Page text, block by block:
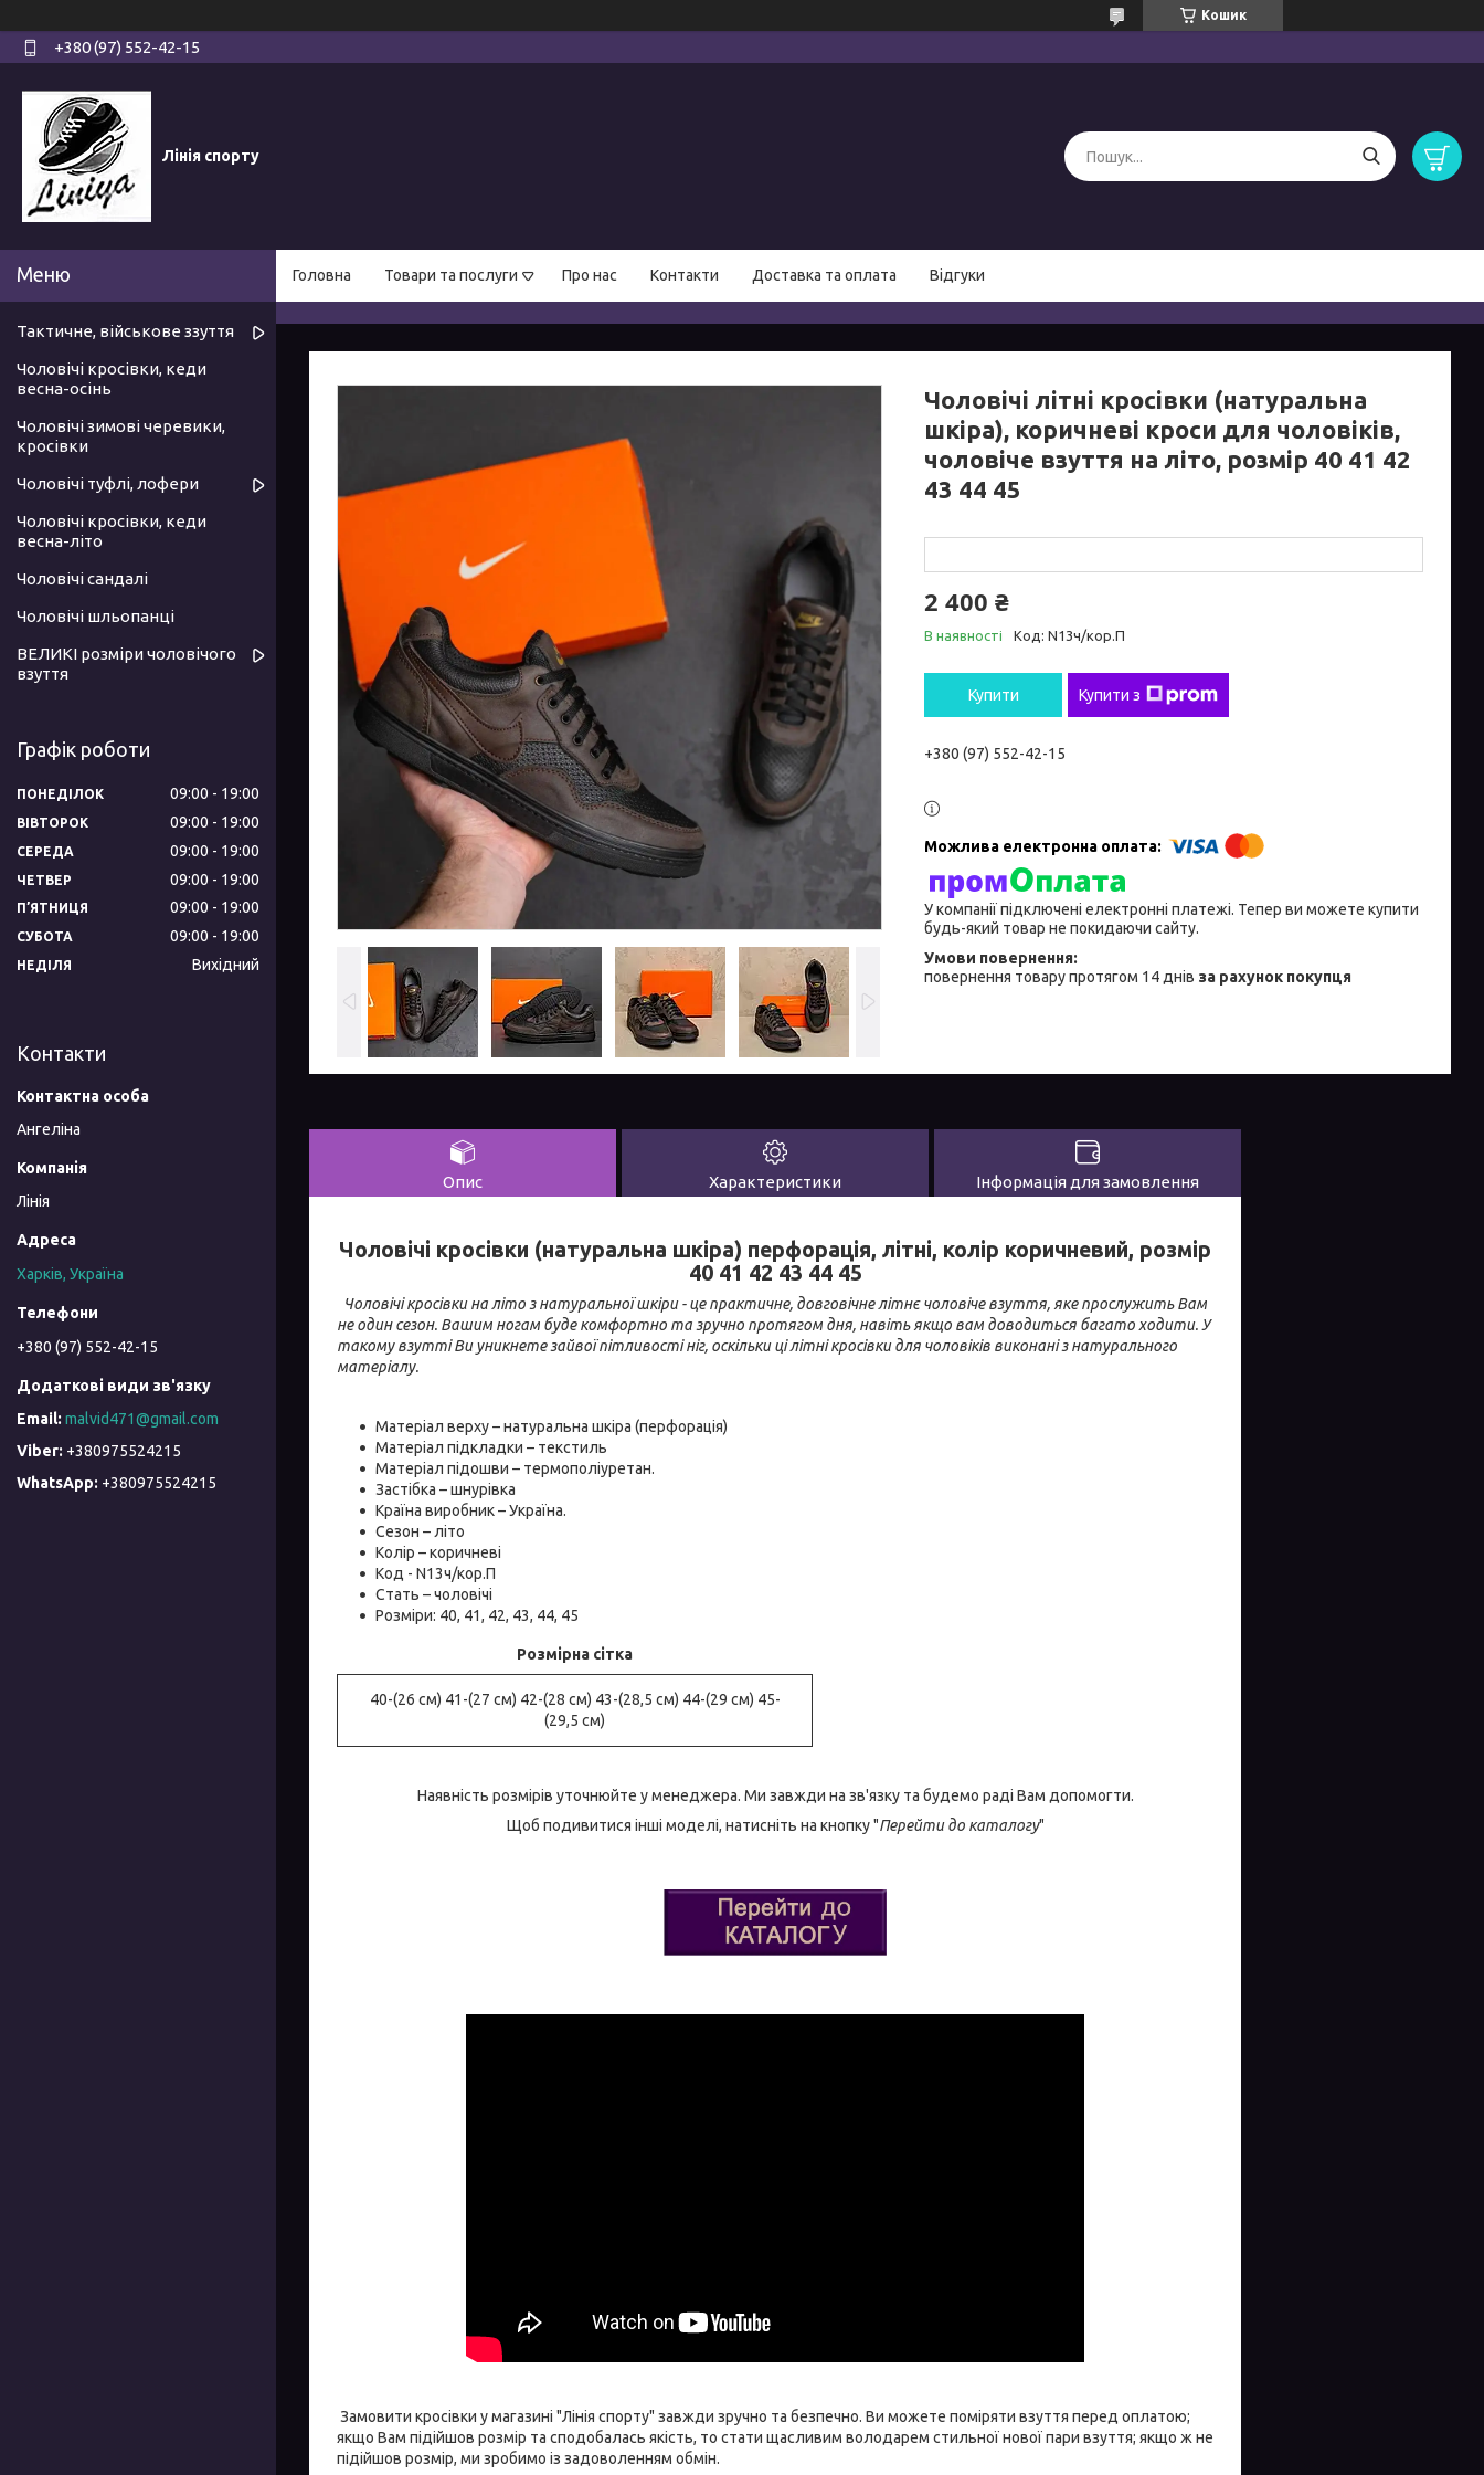
Кошик
+380 (97) 552-42-15
Лінія спорту
Головна Товари та послуги Про нас Контакти Доставка та оплата Відгуки
Чоловічі літні кросівки (натуральна
шкіра), коричневі кроси для чоловіків,
чоловіче взуття на літо, розмір 40 41 42
43 44 45
2 400 ₴
В наявності Код: N13ч/кор.П
Купити Купити з
+380 (97) 552-42-15
У компанії підключені електронні платежі. Тепер ви можете купити
будь-який товар не покидаючи сайту.
повернення товару протягом 14 днів за рахунок покупця
Опис Характеристики Інформація для замовлення
Чоловічі кросівки (натуральна шкіра) перфорація, літні, колір коричневий, розмір
40 41 42 43 44 45
Чоловічі кросівки на літо з натуральної шкіри - це практичне, довговічне літнє чоловіче взуття, яке прослужить Вам
не один сезон. Вашим ногам буде комфортно та зручно протягом дня, навіть якщо вам доводиться багато ходити. У
такому взутті Ви уникнете зайвої пітливості ніг, оскільки ці літні кросівки для чоловіків виконані з натурального
матеріалу.
Матеріал верху – натуральна шкіра (перфорація)
Матеріал підкладки – текстиль
Матеріал підошви – термополіуретан.
Застібка – шнурівка
Країна виробник – Україна.
Сезон – літо
Колір – коричневі
Код - N13ч/кор.П
Стать – чоловічі
Розміри: 40, 41, 42, 43, 44, 45
Розмірна сітка
40-(26 см) 41-(27 см) 42-(28 см) 43-(28,5 см) 44-(29 см) 45-
(29,5 см)
Наявність розмірів уточнюйте у менеджера. Ми завжди на зв'язку та будемо раді Вам допомогти.
Щоб подивитися інші моделі, натисніть на кнопку "Перейти до каталогу"
Замовити кросівки у магазині "Лінія спорту" завжди зручно та безпечно. Ви можете поміряти взуття перед оплатою;
якщо Вам підійшов розмір та сподобалась якість, то стати щасливим володарем стильної нової пари взуття; якщо ж не
підійшов розмір, ми зробимо із задоволенням обмін.
Тактичне, військове ззуття
Чоловічі кросівки, кеди
весна-осінь
Чоловічі зимові черевики,
кросівки
Чоловічі туфлі, лофери
Чоловічі кросівки, кеди
весна-літо
Чоловічі сандалі
Чоловічі шльопанці
ВЕЛИКІ розміри чоловічого
взуття
Графік роботи
ПОНЕДІЛОК 09:00 19:00
ВІВТОРОК 09:00 19:00
СЕРЕДА 09:00 19:00
ЧЕТВЕР 09:00 19:00
ПʼЯТНИЦЯ 09:00 19:00
СУБОТА 09:00 19:00
НЕДІЛЯ Вихідний
Контакти
Ангеліна
Лінія
Харків, Україна
+380 (97) 552-42-15
malvid471@gmail.com
+380975524215
+380975524215